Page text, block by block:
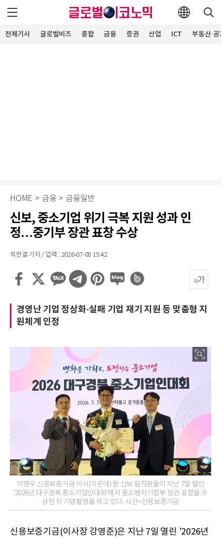
전체기사 글로벌비즈 종합 금융 증권 산업 ICT 부동산·
HOME > 금융 > 금융일반
신보, 중소기업 위기 극복 지원 성과 인
정…중기부 장관 표창 수상
최한결 기자 / 입력 : 2026-07-08 15:42
경영난 기업 정상화·실패 기업 재기 지원 등 맞춤형 지
원체계 인정
이영우 신용보증기금 이사(가운데) 등 신보 임직원들이 지난 7일 열린
'2026년 대구경북 중소기업인대회'에서 중소벤처기업부 장관 표창을 수
상한 뒤 기념촬영을 하고 있다. 사진=신용보증기금
신용보증기금(이사장 강영준)은 지난 7일 열린 '2026년